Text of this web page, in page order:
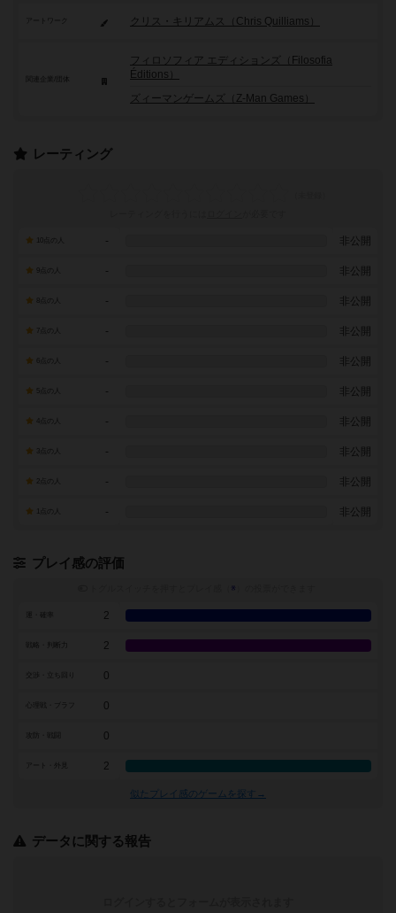
アートワーク クリス・キリアムス（Chris Quilliams）
フィロソフィア エディションズ（Filosofia
Éditions）
ズィーマンゲームズ（Z-Man Games）
レーティング
- 非公開
- 非公開
- 非公開
7点の人 - 非公開
- 非公開
- 非公開
- 非公開
- 非公開
- 非公開
- 非公開
プレイ感の評価
※
2
戦略・判断力 2
0
0
0
アート・外見 2
似たプレイ感のゲームを探す→
データに関する報告